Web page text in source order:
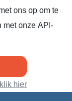
ons op om te
met onze API-
hier